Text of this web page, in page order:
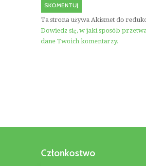
Ta strona używa Akismet do
Dowiedz się, w jaki sposób
dane Twoich komentarzy.
Członkostwo